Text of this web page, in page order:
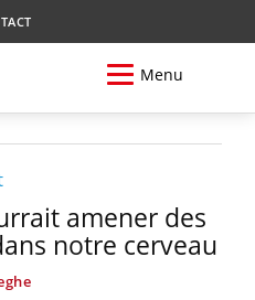
Menu
amener des
notre cerveau